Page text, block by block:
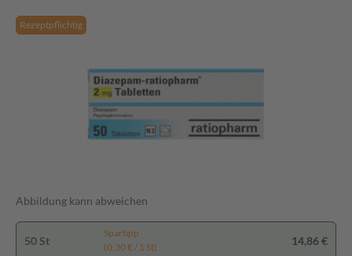
Rezeptpflichtig
Abbildung kann abweichen
50 St
Spartipp
(0,30 € / 1 St)
14,86 €